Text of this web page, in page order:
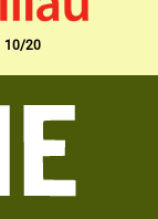
10/20